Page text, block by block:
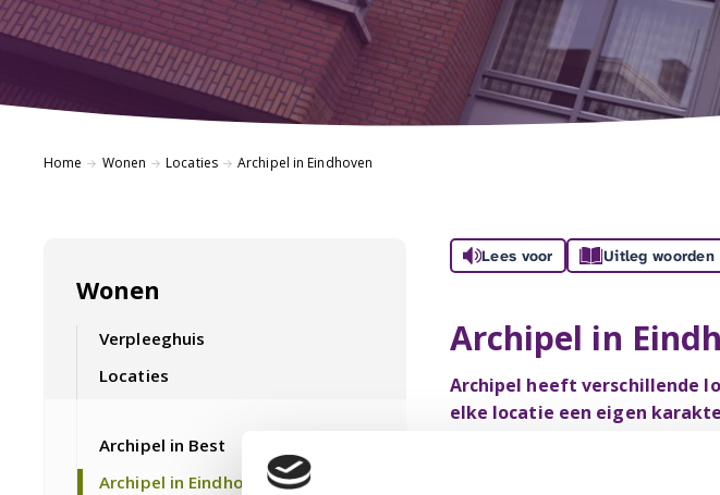
Home Wonen Locaties Archipel in Eindhoven
Wonen
Verpleeghuis
Locaties
Archipel in Best
Archipel in Eindhoven
Lees voor Uitleg woorden
Archipel in
Archipel heeft verschillende
elke locatie een eigen